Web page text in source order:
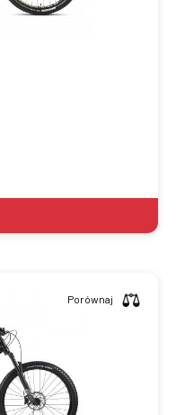
Porównaj